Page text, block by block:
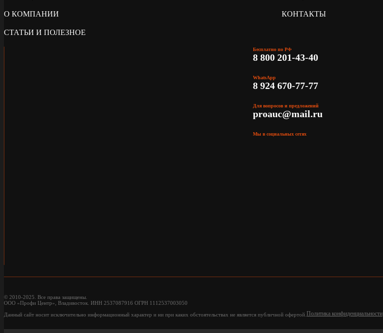
О КОМПАНИИ КОНТАКТЫ
СТАТЬИ И ПОЛЕЗНОЕ
Бесплатно по РФ
8 800 201-43-40
WhatsApp
8 924 670-77-77
Для вопросов и предложений
proauc@mail.ru
Мы в социальных сетях
© 2010-2025. Все права защищены.
ООО «Профи Центр», Владивосток. ИНН 2537087916 ОГРН 1112537003050
Данный сайт носит исключительно информационный характер и ни при каких обстоятельствах не является публичной офертой. Политика конфиденциальности